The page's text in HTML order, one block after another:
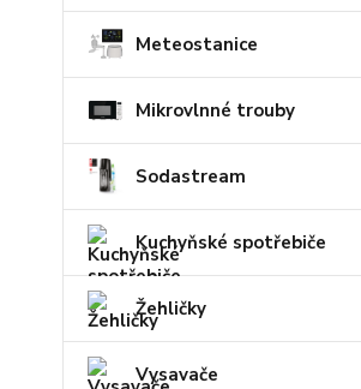
Meteostanice
Mikrovlnné trouby
Sodastream
Kuchyňské spotřebiče
Žehličky
Vysavače